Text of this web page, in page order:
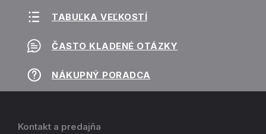
TABUĽKA VEĽKOSTÍ
ČASTO KLADENÉ OTÁZKY
NÁKUPNÝ PORADCA
Kontakt a predajňa